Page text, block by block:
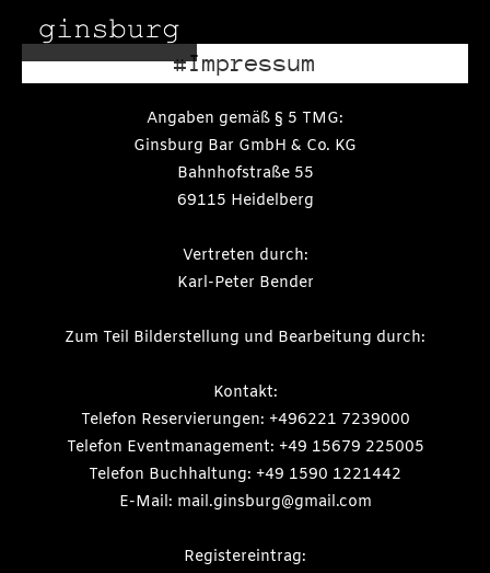
#Impressum
Angaben gemäß § 5 TMG:
Ginsburg Bar GmbH & Co. KG
Bahnhofstraße 55
69115 Heidelberg
Vertreten durch:
Karl-Peter Bender
Zum Teil Bilderstellung und Bearbeitung durch:
Kontakt:
Telefon Reservierungen: +496221 7239000
Telefon Eventmanagement: +49 15679 225005
Telefon Buchhaltung: +49 1590 1221442
E-Mail: mail.ginsburg@gmail.com
Registereintrag: